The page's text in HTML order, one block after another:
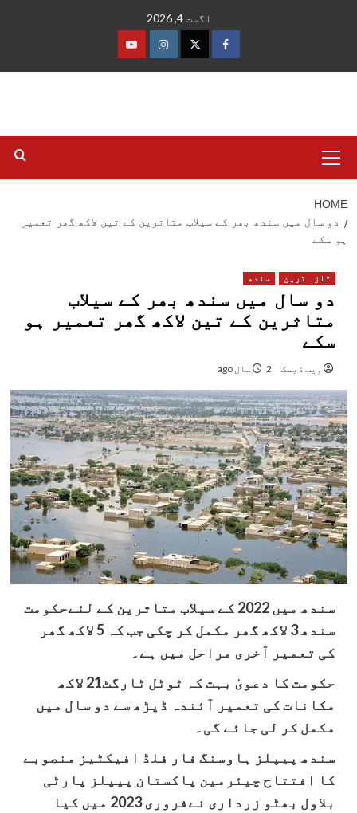
اگست 4, 2026
فیس
ٹوئٹرانسٹاگرام
یوٹیوب
Menu
HOME
دو سال میں سندھ بھر کے سیلاب متاثرین کے تین لاکھ گھر تعمیر
ہو سکے
تازہ ترین سندھ
دو سال میں سندھ بھر کے سیلاب
متاثرین کے تین لاکھ گھر تعمیر ہو
سکے
ویب ڈیسک 2 سال ago
سندھ میں 2022 کے سیلاب متاثرین کے لئےحکومت
سندھ 3 لاکھ گھر مکمل کر چکی جب کہ 5 لاکھ گھر
کی تعمیر آخری مراحل میں ہے۔
حکومت کا دعویٰ بہت کہ ٹوٹل ٹارگٹ21 لاکھ
مکانات کی تعمیر آئندہ ڈیڑھ سے دو سال میں
مکمل کر لی جائے گی۔
سندھ پیپلز ہاوسنگ فار فلڈ افیکٹیز منصوبے
کا افتتاح چیئرمین پاکستان پیپلز پارٹی
بلاول بھٹو زرداری نےفروری 2023 میں کیا